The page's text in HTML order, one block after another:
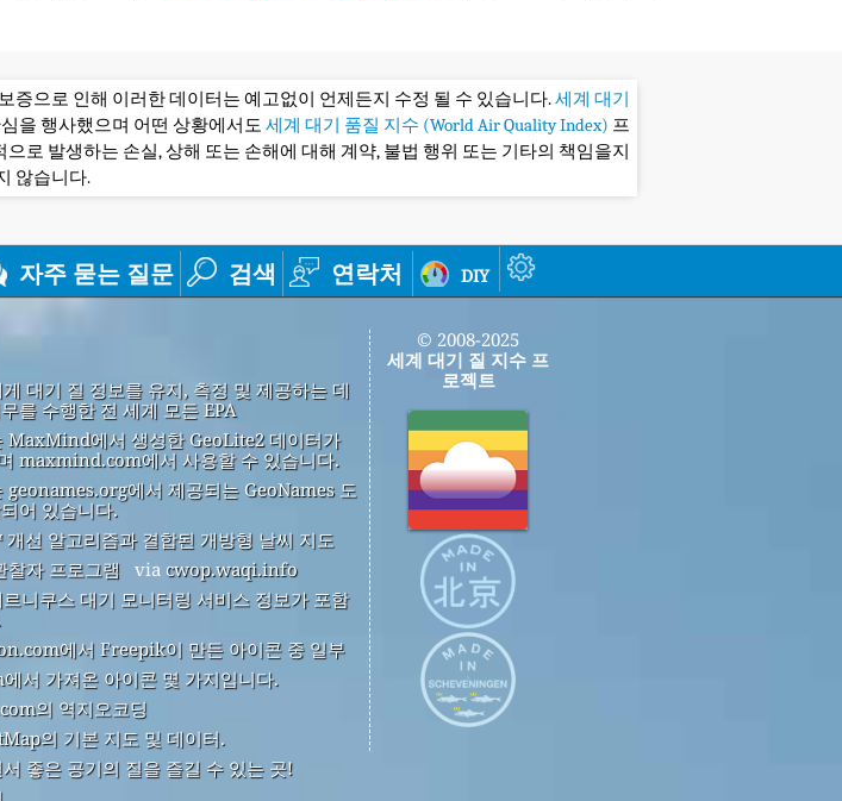
증으로 인해 이러한 데이터는 예고없이 언제든지 수정 될 수 있습니다.세계 대기
을 행사했으며 어떤 상황에서도 세계 대기 품질 지수 (World Air Quality Index) 프
로 발생하는 손실, 상해 또는 손해에 대해 계약, 불법 행위 또는 기타의 책임을지
않습니다.
자주 묻는 질문 검색 연락처 diy
대기 질 정보를 유지, 측정 및 제공하는 데
를 수행한 전 세계 모든 EPA
MaxMind에서 생성한 GeoLite2 데이터가
maxmind.com에서 사용할 수 있습니다.
geonames.org에서 제공되는 GeoNames 도
어 있습니다.
선 알고리즘과 결합된 개방형 날씨 지도
찰자 프로그램
via cwop.waqi.info
니쿠스 대기 모니터링 서비스 정보가 포함
에서 Freepik이 만든 아이콘 중 일부
서 가져온 아이콘 몇 가지입니다.
의 역지오코딩
의 기본 지도 및 데이터.
좋은 공기의 질을 즐길 수 있는 곳!
© 2008-2025
세계 대기 질 지수 프
로젝트